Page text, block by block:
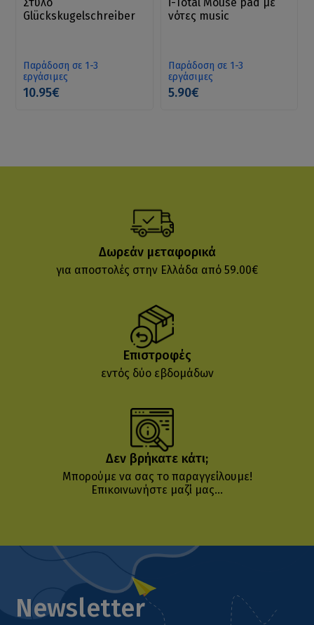
Glückskugelschreiber
Παράδοση σε 1-3
εργάσιμες
10.95€
νότες music
Παράδοση σε 1-3
εργάσιμες
5.90€
Δωρεάν μεταφορικά
για αποστολές στην Ελλάδα από 59.00€
Επιστροφές
εντός δύο εβδομάδων
Δεν βρήκατε κάτι;
Μπορούμε να σας το παραγγείλουμε!
Επικοινωνήστε μαζί μας...
Newsletter